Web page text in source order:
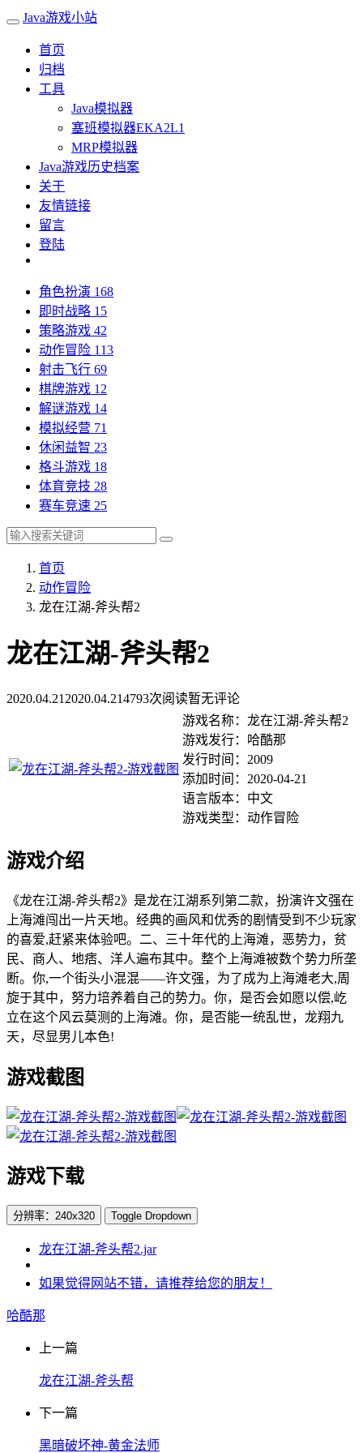
Java游戏小站
首页
归档
工具
Java模拟器
塞班模拟器EKA2L1
MRP模拟器
Java游戏历史档案
关于
友情链接
留言
登陆
角色扮演 168
即时战略 15
策略游戏 42
动作冒险 113
射击飞行 69
棋牌游戏 12
解谜游戏 14
模拟经营 71
休闲益智 23
格斗游戏 18
体育竞技 28
赛车竞速 25
首页
动作冒险
龙在江湖-斧头帮2
龙在江湖-斧头帮2
2020.04.21 2020.04.214793次阅读暂无评论
游戏名称：龙在江湖-斧头帮2
游戏发行：哈酷那
发行时间：2009
添加时间：2020-04-21
语言版本：中文
游戏类型：动作冒险
游戏介绍
《龙在江湖-斧头帮2》是龙在江湖系列第二款，扮演许文强在
上海滩闯出一片天地。经典的画风和优秀的剧情受到不少玩家
的喜爱,赶紧来体验吧。二、三十年代的上海滩，恶势力，贫
民、商人、地痞、洋人遍布其中。整个上海滩被数个势力所垄
断。你,一个街头小混混——许文强，为了成为上海滩老大,周
旋于其中，努力培养着自己的势力。你，是否会如愿以偿,屹
立在这个风云莫测的上海滩。你，是否能一统乱世，龙翔九
天，尽显男儿本色!
游戏截图
游戏下载
分辨率：240x320 Toggle Dropdown
龙在江湖-斧头帮2.jar
如果觉得网站不错，请推荐给您的朋友！
哈酷那
上一篇
龙在江湖-斧头帮
下一篇
黑暗破坏神-黄金法师